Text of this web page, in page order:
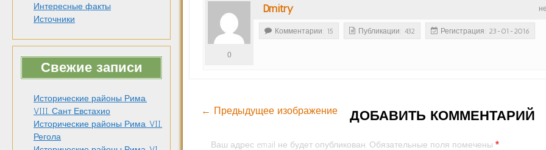
Интересные факты
Источники
Свежие записи
Исторические районы Рима.
VIII. Сант Евстахио
Исторические районы Рима. VII.
Регола
Dmitry
0
Комментарии: 15 Публикации: 432 Регистрация: 23-01-2016
← Предыдущее изображение ДОБАВИТЬ КОММЕНТАРИЙ
Ваш адрес email не будет опубликован. Обязательные поля помечены*